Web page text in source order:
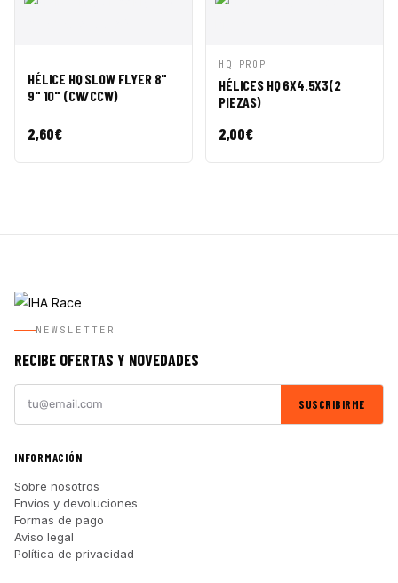
RÁPIDA
CESTA
HÉLICE HQ SLOW FLYER 8"
9" 10" (CW/CCW)
2,60€
VISTA
RÁPIDA
CESTA
HQ PROP
HÉLICES HQ 6X4.5X3(2
PIEZAS)
2,00€
NEWSLETTER
RECIBE OFERTAS Y NOVEDADES
SUSCRIBIRME
INFORMACIÓN
Sobre nosotros
Envíos y devoluciones
Formas de pago
Aviso legal
Política de privacidad